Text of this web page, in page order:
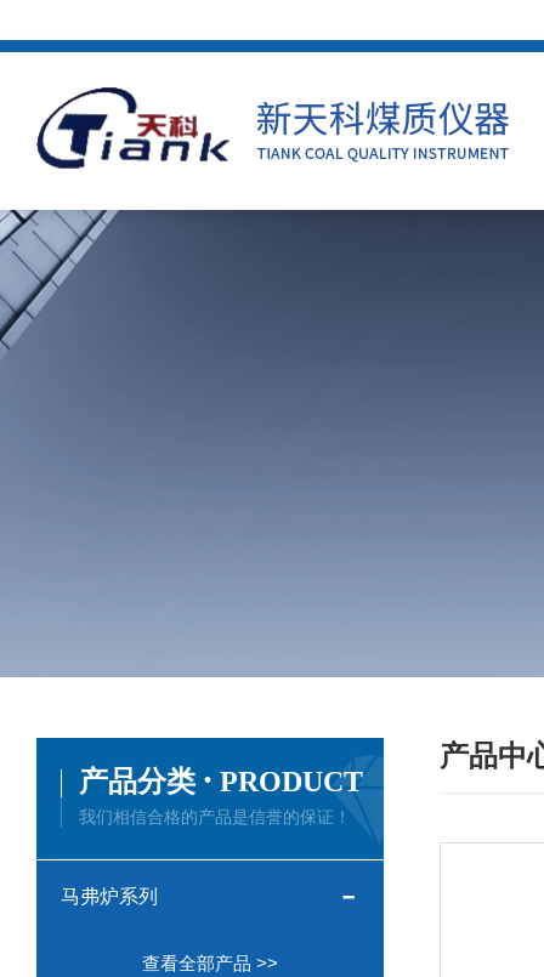
产品中
产品分类 · PRODUCT
我们相信合格的产品是信誉的保证！
马弗炉系列
查看全部产品 >>